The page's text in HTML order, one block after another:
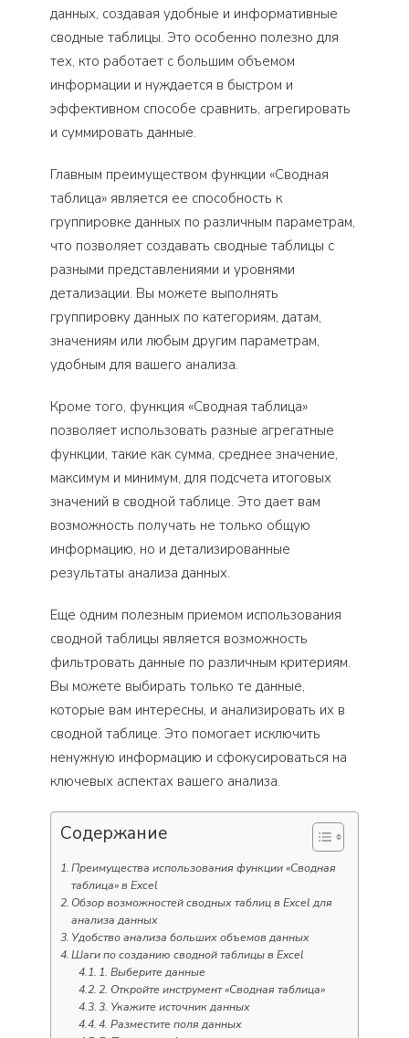
данных, создавая удобные и информативные
сводные таблицы. Это особенно полезно для
тех, кто работает с большим объемом
информации и нуждается в быстром и
эффективном способе сравнить, агрегировать
и суммировать данные.
Главным преимуществом функции «Сводная
таблица» является ее способность к
группировке данных по различным параметрам,
что позволяет создавать сводные таблицы с
разными представлениями и уровнями
детализации. Вы можете выполнять
группировку данных по категориям, датам,
значениям или любым другим параметрам,
удобным для вашего анализа.
Кроме того, функция «Сводная таблица»
позволяет использовать разные агрегатные
функции, такие как сумма, среднее значение,
максимум и минимум, для подсчета итоговых
значений в сводной таблице. Это дает вам
возможность получать не только общую
информацию, но и детализированные
результаты анализа данных.
Еще одним полезным приемом использования
сводной таблицы является возможность
фильтровать данные по различным критериям.
Вы можете выбирать только те данные,
которые вам интересны, и анализировать их в
сводной таблице. Это помогает исключить
ненужную информацию и сфокусироваться на
ключевых аспектах вашего анализа.
Содержание
Преимущества использования функции «Сводная
таблица» в Excel
Обзор возможностей сводных таблиц в Excel для
анализа данных
Удобство анализа больших объемов данных
Шаги по созданию сводной таблицы в Excel
1. Выберите данные
2. Откройте инструмент «Сводная таблица»
3. Укажите источник данных
4. Разместите поля данных